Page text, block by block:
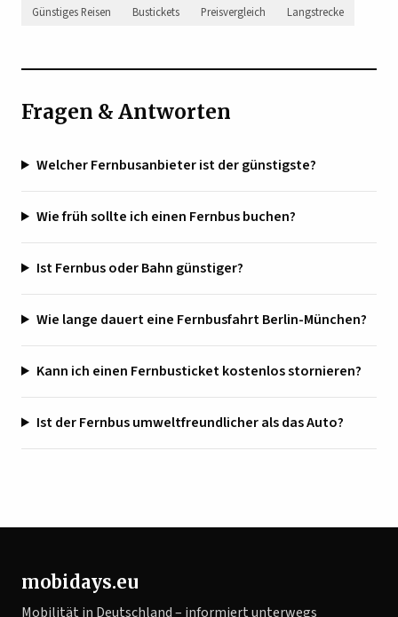
Günstiges Reisen
Bustickets Preisvergleich Langstrecke
Fragen & Antworten
Welcher Fernbusanbieter ist der günstigste?
Wie früh sollte ich einen Fernbus buchen?
Ist Fernbus oder Bahn günstiger?
Wie lange dauert eine Fernbusfahrt Berlin-München?
Kann ich einen Fernbusticket kostenlos stornieren?
Ist der Fernbus umweltfreundlicher als das Auto?
mobidays.eu
Mobilität in Deutschland – informiert unterwegs